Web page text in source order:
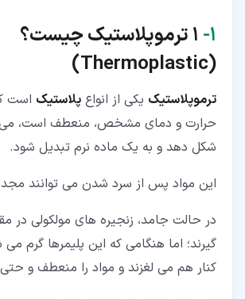
۱‏- ‎
1 ترموپلاستیک چیست؟
(
Thermoplastic
)
ترموپلاستیک یکی از انواع پلاستیک است
حرارت و دمای مشخص، منعطف است، می
شکل دهد و به یک ماده نرم تبدیل شود.
این مواد پس از سرد شدن می توانند
در حالت جامد، زنجیره های مولکولی در
گیرند؛ اما هنگامی که این پلیمرها گرم می
کنار هم می لغزند و مواد را منعطف و